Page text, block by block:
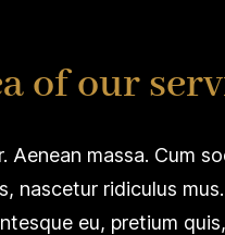
of our
massa. Cum
nascetur ridiculus
eu, pretium